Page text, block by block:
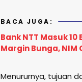
BACA JUGA:
Bank NTT Masuk
Margin Bunga, NIM
Menururnya, tujuan